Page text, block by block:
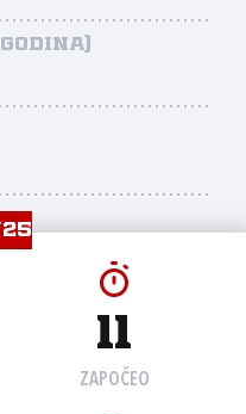
godina)
11
ZAPOČEO